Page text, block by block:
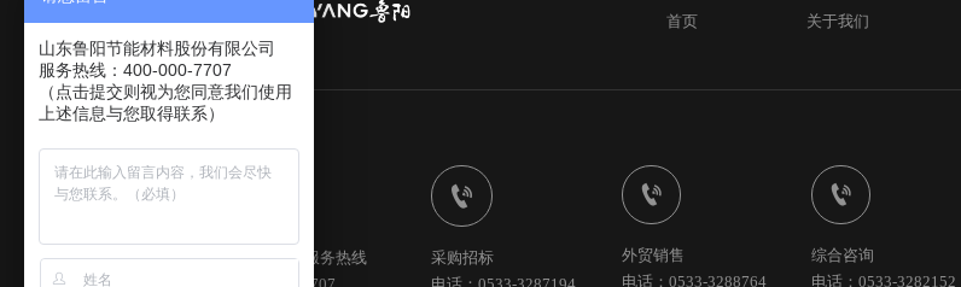
首页 关于我们
全国统一服务热线

采购招标

外贸销售
电话：0533-3288764

综合咨询
电话：0533-3282152
山东鲁阳节能材料股份有限公司
服务热线：400-000-7707
（点击提交则视为您同意我们使用
上述信息与您取得联系）